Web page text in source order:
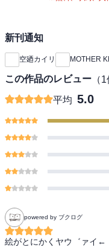
新刊通知
空廼カイリ MOTHER
この作品のレビュー （1
平均 5.0
powered by ブクログ
絵がとにかくヤウ゛ァイ←